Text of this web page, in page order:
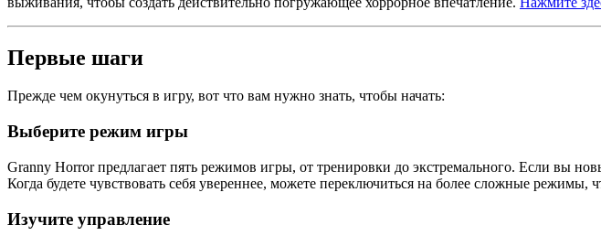
Первые шаги
Прежде чем окунуться в игру, вот что вам нужно знать, чтобы начать:
Выберите режим игры
Granny Horror предлагает пять режимов игры, от тренировки до экстремального. Если вы
Когда будете чувствовать себя увереннее, можете переключиться на более сложные
Изучите управление